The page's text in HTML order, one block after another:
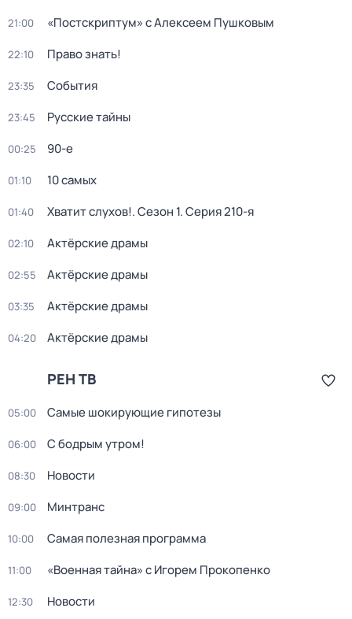
21:00 «Постскриптум» с Алексеем Пушковым
22:10 Право знать!
23:35 События
23:45 Русские тайны
00:25 90-е
01:10 10 самых
01:40 Хватит слухов!. Сезон 1. Серия 210-я
02:10 Актёрские драмы
02:55 Актёрские драмы
03:35 Актёрские драмы
04:20 Актёрские драмы
РЕН ТВ
05:00 Самые шoкиpующие гипотезы
06:00 С бодрым утром!
08:30 Новости
09:00 Минтранс
10:00 Самая полезная программа
11:00 «Военная тайна» с Игорем Прокопенко
12:30 Новости